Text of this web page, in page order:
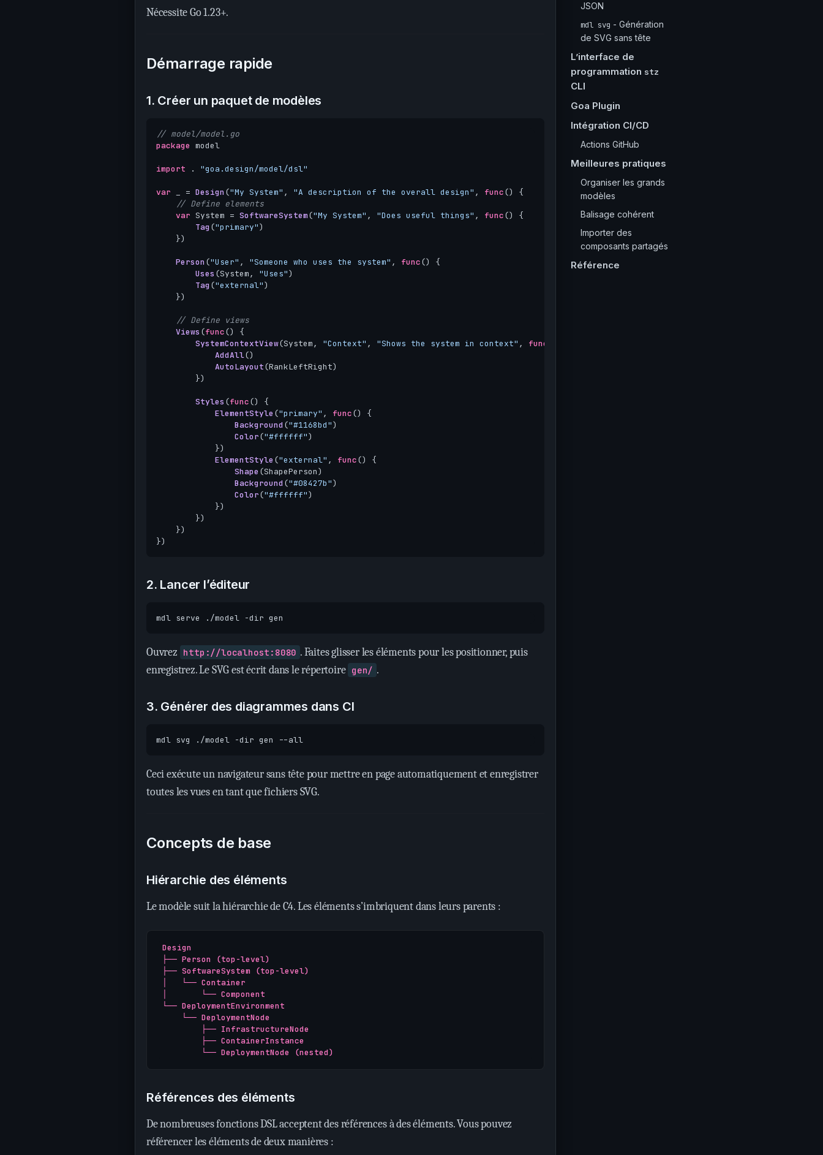
JSON
mdl svg - Génération
de SVG sans tête
L’interface de
programmation stz
CLI
Goa Plugin
Intégration CI/CD
Actions GitHub
Meilleures pratiques
Organiser les grands
modèles
Balisage cohérent
Importer des
composants partagés
Référence
Nécessite Go 1.23+.
Démarrage rapide
1. Créer un paquet de modèles
// model/model.go
package model
import . "goa.design/model/dsl"
var = Design ("My System" , "A description of the overall design" , func()
{
// Define elements
var System = SoftwareSystem("My System" , "Does useful things" , func()
{
Tag ("primary")
})
Person ("User" , "Someone who uses the system" , func()
{
Uses (System, "Uses")
Tag ("external")
})
// Define views
Views (func()
{
SystemContextView(System, "Context" , "Shows the system in context" , func
AddAll()
AutoLayout(RankLeftRight)
})
Styles (func()
{
ElementStyle ("primary" , func()
{
Background ("#1168bd")
Color("#ffffff")
})
ElementStyle ("external" , func()
{
Shape (ShapePerson)
Background ("#08427b")
Color("#ffffff")
})
})
})
})
2. Lancer l’éditeur
Ouvrez http://localhost:8080 . Faites glisser les éléments pour les positionner, puis
enregistrez. Le SVG est écrit dans le répertoire gen/ .
3. Générer des diagrammes dans CI
Ceci exécute un navigateur sans tête pour mettre en page automatiquement et enregistrer
toutes les vues en tant que fichiers SVG.
Concepts de base
Hiérarchie des éléments
Le modèle suit la hiérarchie de C4. Les éléments s’imbriquent dans leurs parents :
Design
├── Person (top-level)
├── SoftwareSystem (top-level)
│   └── Container
│       └── Component
└── DeploymentEnvironment
    └── DeploymentNode
        ├── InfrastructureNode
        ├── ContainerInstance
Références des éléments
De nombreuses fonctions DSL acceptent des références à des éléments. Vous pouvez
référencer les éléments de deux manières :